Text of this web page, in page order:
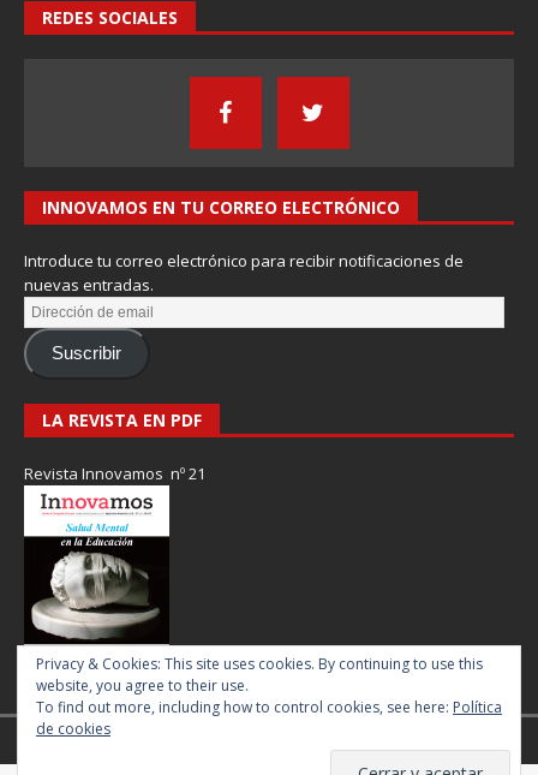
REDES SOCIALES
INNOVAMOS EN TU CORREO ELECTRÓNICO
Introduce tu correo electrónico para recibir notificaciones de
nuevas entradas.
Suscribir
LA REVISTA EN PDF
Revista Innovamos nº 21
Privacy & Cookies: This site uses cookies. By continuing to use this
website, you agree to their use.
To find out more, including how to control cookies, see here: Política
de cookies